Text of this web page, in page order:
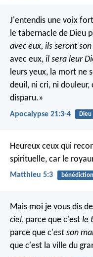
J'entendis une voix
le tabernacle de Dieu
avec eux, ils seront
avec eux, il sera leur
leurs yeux, la mort ne
deuil, ni cri, ni
disparu.»
Apocalypse 21:3-4 Dieu
Heureux ceux qui
spirituelle, car le
Matthieu 5:3 bénédiction
Mais moi je vous dis
ciel, parce que c'est le
parce que c'est son
que c'est la ville du